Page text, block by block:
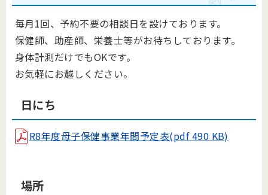
毎月1回、予約不要の相談日を設けております。
保健師、助産師、栄養士等がお待ちしております。
身体計測だけでもOKです。
お気軽にお越しください。
日にち
R8年度母子保健事業年間予定表(pdf 490 KB)
場所